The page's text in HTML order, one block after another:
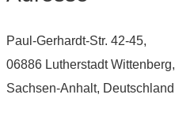
Paul-Gerhardt-Str. 42-45,
06886 Lutherstadt Wittenberg,
Sachsen-Anhalt, Deutschland